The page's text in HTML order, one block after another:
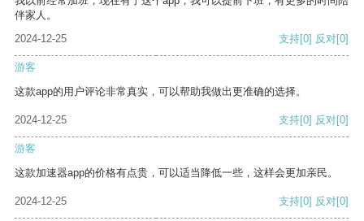
伴家人。
2024-12-25
支持[0] 反对[0]
游客
这款app的用户评论非常真实，可以帮助我做出更准确的选择。
2024-12-25 支持[0] 反对[0]
游客
这款加速器app的价格有点贵，可以适当降低一些，这样会更加亲民。
2024-12-25 支持[0] 反对[0]